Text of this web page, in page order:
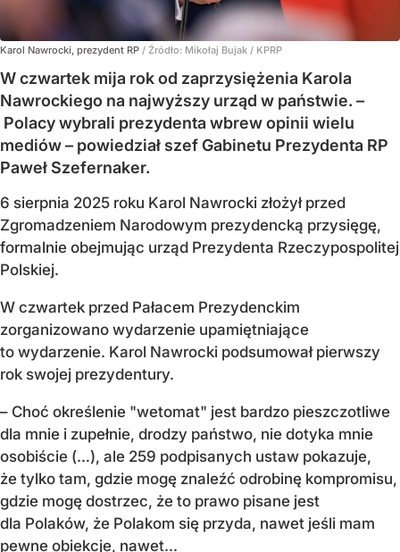
Karol Nawrocki, prezydent RP / Źródło: Mikołaj Bujak / KPRP
W czwartek mija rok od zaprzysiężenia Karola
Nawrockiego na najwyższy urząd w państwie. –
Polacy wybrali prezydenta wbrew opinii wielu
mediów – powiedział szef Gabinetu Prezydenta RP
Paweł Szefernaker.
6 sierpnia 2025 roku Karol Nawrocki złożył przed
Zgromadzeniem Narodowym prezydencką przysięgę,
formalnie obejmując urząd Prezydenta Rzeczypospolitej
Polskiej.
W czwartek przed Pałacem Prezydenckim
zorganizowano wydarzenie upamiętniające
to wydarzenie. Karol Nawrocki podsumował pierwszy
rok swojej prezydentury.
– Choć określenie "wetomat" jest bardzo pieszczotliwe
dla mnie i zupełnie, drodzy państwo, nie dotyka mnie
osobiście (…), ale 259 podpisanych ustaw pokazuje,
że tylko tam, gdzie mogę znaleźć odrobinę kompromisu,
gdzie mogę dostrzec, że to prawo pisane jest
dla Polaków, że Polakom się przyda, nawet jeśli mam
pewne obiekcje, nawet...